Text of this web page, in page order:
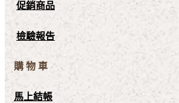
促銷商品
檢驗報告
購 物 車
馬上結帳